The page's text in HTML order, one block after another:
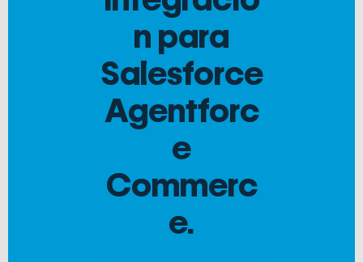
n para
Salesforce
Agentforc
e
Commerc
e.